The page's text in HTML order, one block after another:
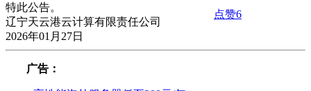
特此公告。
辽宁天云港云计算有限责任公司
2026年01月27日
广告：
点赞6